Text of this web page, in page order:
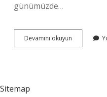
günümüzde…
Devamını okuyun
Kurdele
Sitemap